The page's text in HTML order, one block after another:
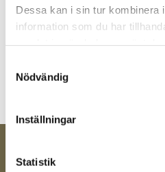
Dessa kan i sin tur kombinera
information som du har
Nödvändig
Inställningar
StatistikFÅ TIPS OM NYHETER!